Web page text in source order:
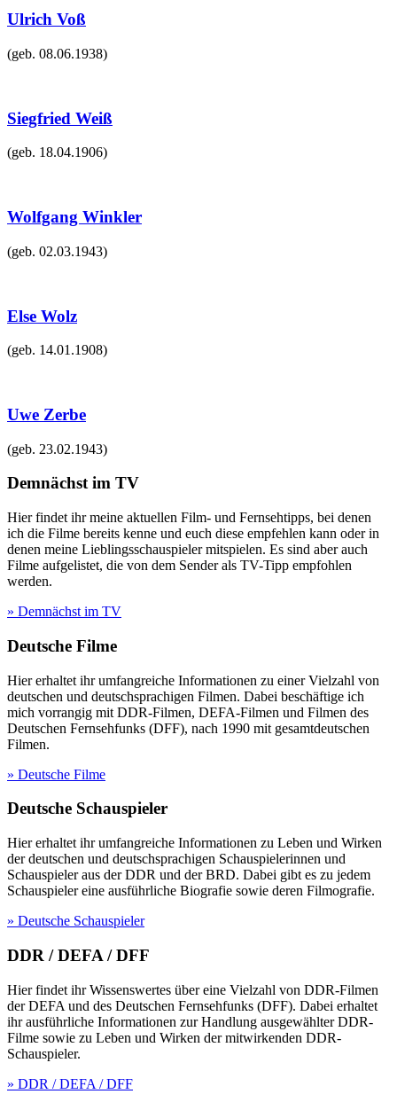
Ulrich Voß
(geb. 08.06.1938)
Siegfried Weiß
(geb. 18.04.1906)
Wolfgang Winkler
(geb. 02.03.1943)
Else Wolz
(geb. 14.01.1908)
Uwe Zerbe
(geb. 23.02.1943)
Demnächst im TV
Hier findet ihr meine aktuellen Film- und Fernsehtipps, bei denen
ich die Filme bereits kenne und euch diese empfehlen kann oder in
denen meine Lieblingsschauspieler mitspielen. Es sind aber auch
Filme aufgelistet, die von dem Sender als TV-Tipp empfohlen
werden.
» Demnächst im TV
Deutsche Filme
Hier erhaltet ihr umfangreiche Informationen zu einer Vielzahl von
deutschen und deutschsprachigen Filmen. Dabei beschäftige ich
mich vorrangig mit DDR-Filmen, DEFA-Filmen und Filmen des
Deutschen Fernsehfunks (DFF), nach 1990 mit gesamtdeutschen
Filmen.
» Deutsche Filme
Deutsche Schauspieler
Hier erhaltet ihr umfangreiche Informationen zu Leben und Wirken
der deutschen und deutschsprachigen Schauspielerinnen und
Schauspieler aus der DDR und der BRD. Dabei gibt es zu jedem
Schauspieler eine ausführliche Biografie sowie deren Filmografie.
» Deutsche Schauspieler
DDR / DEFA / DFF
Hier findet ihr Wissenswertes über eine Vielzahl von DDR-Filmen
der DEFA und des Deutschen Fernsehfunks (DFF). Dabei erhaltet
ihr ausführliche Informationen zur Handlung ausgewählter DDR-
Filme sowie zu Leben und Wirken der mitwirkenden DDR-
Schauspieler.
» DDR / DEFA / DFF